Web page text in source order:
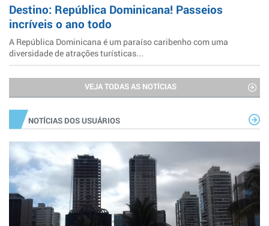
Destino: República Dominicana! Passeios
incríveis o ano todo
A República Dominicana é um paraíso caribenho com uma
diversidade de atrações turísticas...
VEJA TODAS AS NOTÍCIAS
NOTÍCIAS DOS USUÁRIOS